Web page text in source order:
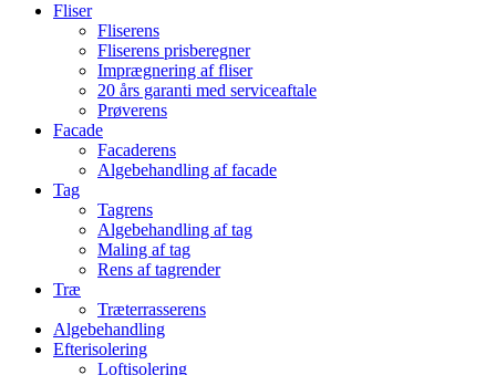
Fliser
Fliserens
Fliserens prisberegner
Imprægnering af fliser
20 års garanti med serviceaftale
Prøverens
Facade
Facaderens
Algebehandling af facade
Tag
Tagrens
Algebehandling af tag
Maling af tag
Rens af tagrender
Træ
Træterrasserens
Algebehandling
Efterisolering
Loftisolering